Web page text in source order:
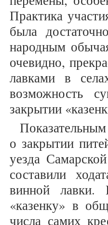
Практика
была
народным
очевидно,
лавками в
возможность
закрытии
о закрытии
уезда
составили
винной лавки.
«казенку» в
числа самих